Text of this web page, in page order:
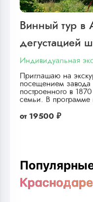
Винный тур в
дегустацией
Индивидуальная
Приглашаю на
посещением
построенного в
семьи. В программе
от 19500 ₽
Краснодаре